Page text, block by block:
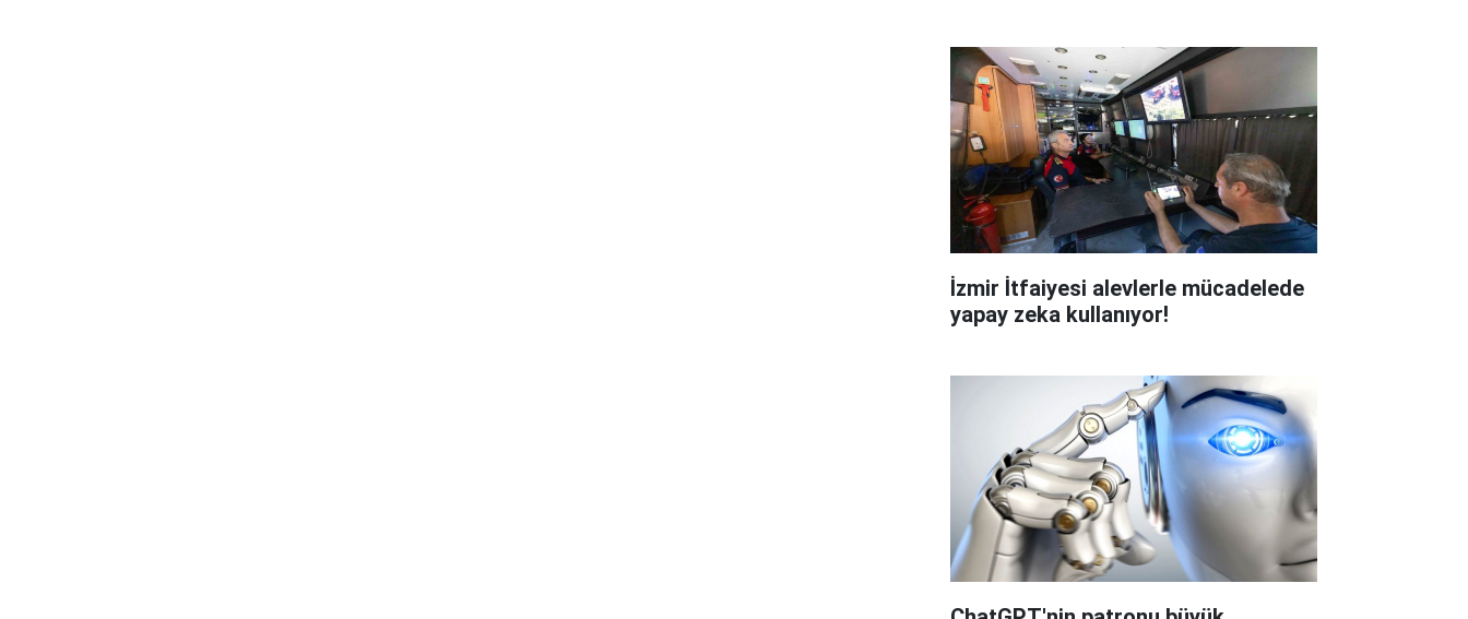
İzmir İtfaiyesi alevlerle mücadelede
yapay zeka kullanıyor!